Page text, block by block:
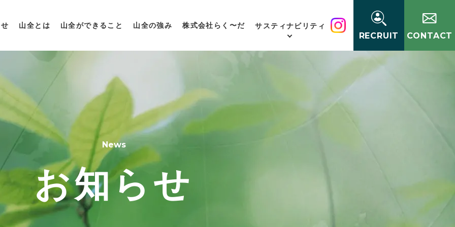
山全とは 山全ができること 山全の強み 株式会社らく〜だ サスティナビリティ
RECRUIT CONTACT
News
お知らせ